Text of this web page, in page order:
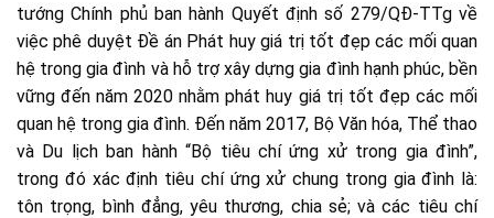
tướng Chính phủ ban hành Quyết định số 279/QĐ-TTg về
việc phê duyệt Đề án Phát huy giá trị tốt đẹp các mối quan
hệ trong gia đình và hỗ trợ xây dựng gia đình hạnh phúc, bền
vững đến năm 2020 nhằm phát huy giá trị tốt đẹp các mối
quan hệ trong gia đình. Đến năm 2017, Bộ Văn hóa, Thể thao
và Du lịch ban hành “Bộ tiêu chí ứng xử trong gia đình”,
trong đó xác định tiêu chí ứng xử chung trong gia đình là:
tôn trọng, bình đẳng, yêu thương, chia sẻ; và các tiêu chí